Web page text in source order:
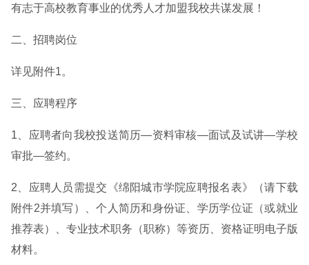
有志于高校教育事业的优秀人才加盟我校共谋发展！
二、招聘岗位
详见附件1。
三、应聘程序
1、应聘者向我校投送简历—资料审核—面试及试讲—学校
审批—签约。
2、应聘人员需提交《绵阳城市学院应聘报名表》（请下载
附件2并填写）、个人简历和身份证、学历学位证（或就业
推荐表）、专业技术职务（职称）等资历、资格证明电子版
材料。